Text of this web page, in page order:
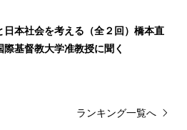
日本社会を考える（全２回）橋本直
際基督教大学准教授に聞く
ランキング一覧へ